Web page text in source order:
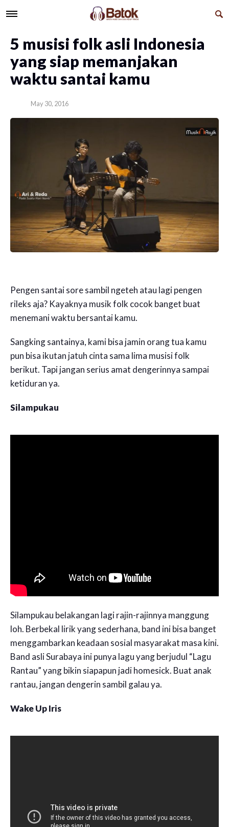
5 musisi folk asli Indonesia
yang siap memanjakan
waktu santai kamu
May 30, 2016
Pengen santai sore sambil ngeteh atau lagi pengen
rileks aja? Kayaknya musik folk cocok banget buat
menemani waktu bersantai kamu.
Sangking santainya, kami bisa jamin orang tua kamu
pun bisa ikutan jatuh cinta sama lima musisi folk
berikut. Tapi jangan serius amat dengerinnya sampai
ketiduran ya.
Silampukau
Silampukau belakangan lagi rajin-rajinnya manggung
loh. Berbekal lirik yang sederhana, band ini bisa banget
menggambarkan keadaan sosial masyarakat masa kini.
Band asli Surabaya ini punya lagu yang berjudul “Lagu
Rantau” yang bikin siapapun jadi homesick. Buat anak
rantau, jangan dengerin sambil galau ya.
Wake Up Iris